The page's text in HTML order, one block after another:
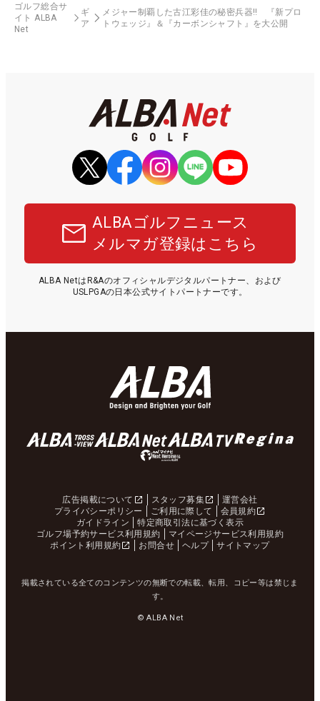
ゴルフ総合サ
イト ALBA
Net
ギ
ア
メジャー制覇した古江彩佳の秘密兵器‼ 『新プロ
トウェッジ』＆『カーボンシャフト』を大公開
ALBAゴルフニュース
メルマガ登録はこちら
ALBA NetはR&Aのオフィシャルデジタルパートナー、および
USLPGAの日本公式サイトパートナーです。
広告掲載について スタッフ募集
運営会社
プライバシーポリシー
ご利用に際して
会員規約
ガイドライン
特定商取引法に基づく表示
ゴルフ場予約サービス利用規約
マイページサービス利用規約
ポイント利用規約
お問合せ ヘルプ サイトマップ
掲載されている全てのコンテンツの無断での転載、転用、コピー等は禁じま
す。
© ALBA Net